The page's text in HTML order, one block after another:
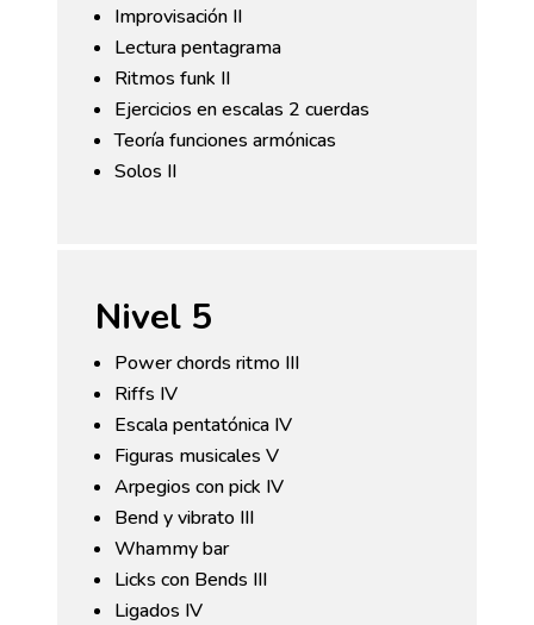
Improvisación II
Lectura pentagrama
Ritmos funk II
Ejercicios en escalas 2 cuerdas
Teoría funciones armónicas
Solos II
Nivel 5
Power chords ritmo III
Riffs IV
Escala pentatónica IV
Figuras musicales V
Arpegios con pick IV
Bend y vibrato III
Whammy bar
Licks con Bends III
Ligados IV